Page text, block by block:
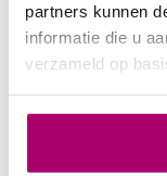
partners kunnen
informatie die u
verzameld op
Kosten en
De kosten van
evenals de
belangrijk om te